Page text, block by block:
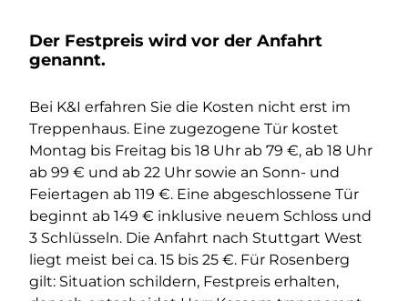
Der Festpreis wird vor der Anfahrt
genannt.
Bei K&I erfahren Sie die Kosten nicht erst im
Treppenhaus. Eine zugezogene Tür kostet
Montag bis Freitag bis 18 Uhr ab 79 €, ab 18 Uhr
ab 99 € und ab 22 Uhr sowie an Sonn- und
Feiertagen ab 119 €. Eine abgeschlossene Tür
beginnt ab 149 € inklusive neuem Schloss und
3 Schlüsseln. Die Anfahrt nach Stuttgart West
liegt meist bei ca. 15 bis 25 €. Für Rosenberg
gilt: Situation schildern, Festpreis erhalten,